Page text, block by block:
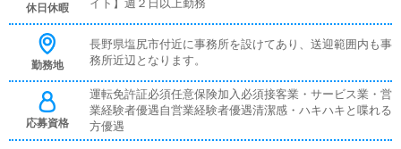
す。■PC更新業務ヘブンネットなど、ポータルサイト等の
店舗情報更新作業を行っていただきます。キャストの出勤
情報やイベント、求人ブログの作成となります。基本的に
はボタンを押すだけや、ブログの更新時に簡単に文字が入
力出来れば問題ありません。PCが苦手な人でも簡単にで
きます。■清掃・備品管理お客様やキャストの方に快適に
休日休暇
イト】週２日以上勤務
勤務地
長野県塩尻市付近に事務所を設けてあり、送迎範囲内も事
務所近辺となります。
応募資格
運転免許証必須任意保険加入必須接客業・サービス業・営
業経験者優遇自営業経験者優遇清潔感・ハキハキと喋れる
方優遇